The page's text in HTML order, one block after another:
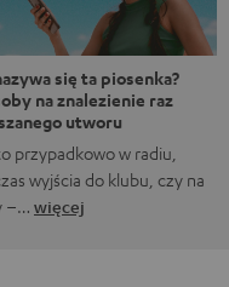
się ta piosenka?
na znalezienie raz
utworu
przypadkowo w radiu,
wyjścia do klubu, czy na
–… więcej